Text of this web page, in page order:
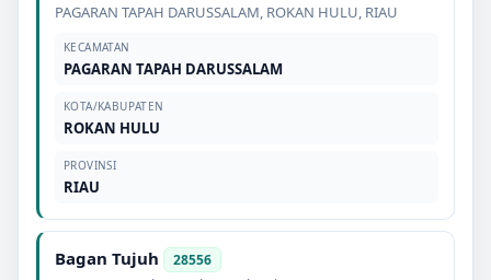
PAGARAN TAPAH DARUSSALAM, ROKAN HULU, RIAU
KECAMATAN
PAGARAN TAPAH DARUSSALAM
KOTA/KABUPATEN
ROKAN HULU
PROVINSI
RIAU
Bagan Tujuh 28556